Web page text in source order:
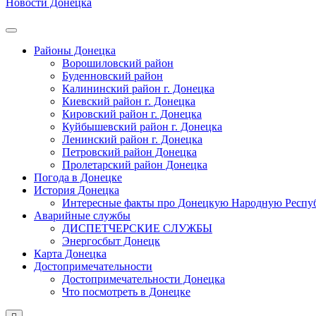
Новости Донецка
Районы Донецка
Ворошиловский район
Буденновский район
Калининский район г. Донецка
Киевский район г. Донецка
Кировский район г. Донецка
Куйбышевский район г. Донецка
Ленинский район г. Донецка
Петровский район Донецка
Пролетарский район Донецка
Погода в Донецке
История Донецка
Интересные факты про Донецкую Народную
Аварийные службы
ДИСПЕТЧЕРСКИЕ СЛУЖБЫ
Энергосбыт Донецк
Карта Донецка
Достопримечательности
Достопримечательности Донецка
Что посмотреть в Донецке